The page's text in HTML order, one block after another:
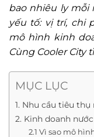
bao nhiêu ly mỗi
yếu tố: vị trí, chi
mô hình kinh
Cùng Cooler City
MỤC LỤC
1. Nhu cầu tiêu
2. Kinh doanh
2.1 Vì sao mô